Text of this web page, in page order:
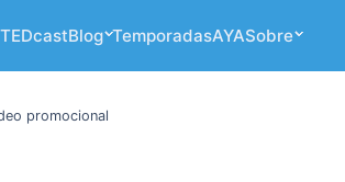
Blog TemporadasAYASobre
promocional